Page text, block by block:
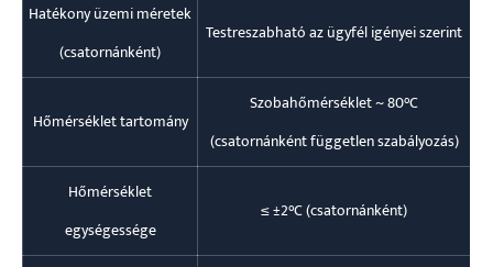
Hatékony üzemi méretek
(csatornánként)
Testreszabható az ügyfél igényei szerint
Hőmérséklet tartomány
Szobahőmérséklet ~ 80°C
(csatornánként független szabályozás)
Hőmérséklet
egységessége
≤ ±2°C (csatornánként)